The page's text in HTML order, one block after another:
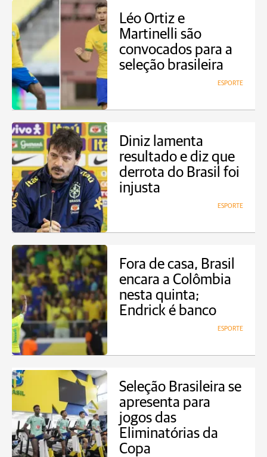
Léo Ortiz e
Martinelli são
convocados para a
seleção brasileira
ESPORTE
Diniz lamenta
resultado e diz que
derrota do Brasil foi
injusta
ESPORTE
Fora de casa, Brasil
encara a Colômbia
nesta quinta;
Endrick é banco
ESPORTE
Seleção Brasileira se
apresenta para
jogos das
Eliminatórias da
Copa